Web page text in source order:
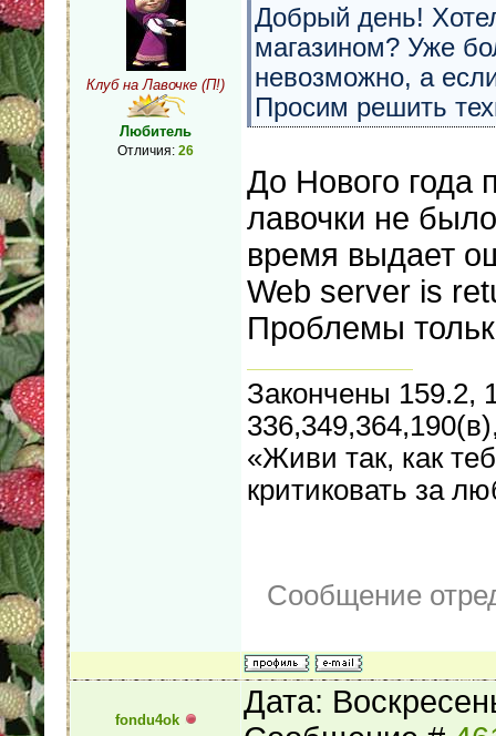
Клуб на Лавочке (П!)
Любитель
Отличия: 26
Добрый день!
магазином? Уже
невозможно, а
Просим решить
До Нового года
лавочки не
время выдает
Web server is
Проблемы
Закончены 159.2,
«Живи так, как
критиковать за
Сообщение
fondu4ok
Дата: